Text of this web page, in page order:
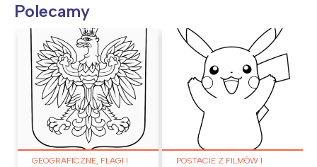
Polecamy
GEOGRAFICZNE, FLAGI I
POSTACIE Z FILMÓW I